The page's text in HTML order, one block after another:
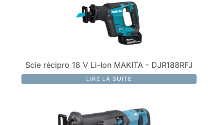
Scie récipro 18 V Li-Ion MAKITA - DJR188RFJ
LIRE LA SUITE